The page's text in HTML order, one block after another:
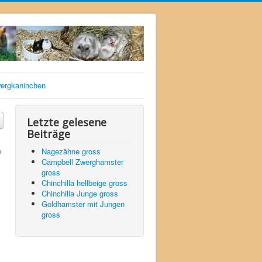
Letzte gelesene
Beiträge
Nagezähne gross
Campbell Zwerghamster
gross
Chinchilla hellbeige gross
Chinchilla Junge gross
Goldhamster mit Jungen
gross